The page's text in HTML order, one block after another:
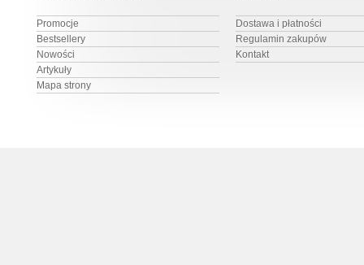
Promocje
Bestsellery
Nowości
Artykuły
Mapa strony
Dostawa i płatności
Regulamin zakupów
Kontakt